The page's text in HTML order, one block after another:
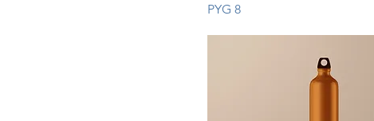
Price
PYG 8